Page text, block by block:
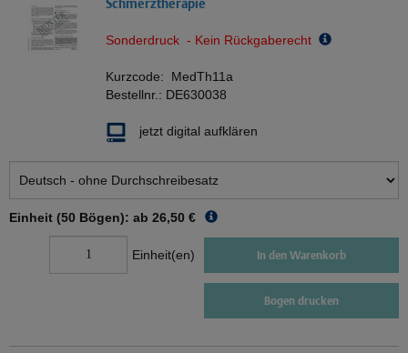
Schmerztherapie
Sonderdruck - Kein Rückgaberecht
Kurzcode: MedTh11a
Bestellnr.: DE630038
jetzt digital aufklären
Einheit (50 Bögen): ab 26,50 €
Einheit(en) In den Warenkorb
Bogen drucken